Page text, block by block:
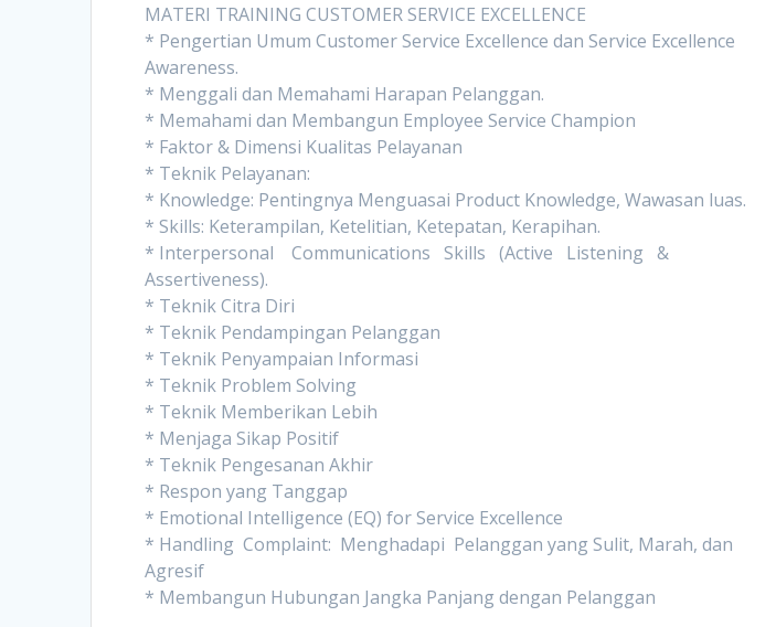
MATERI TRAINING CUSTOMER SERVICE EXCELLENCE
* Pengertian Umum Customer Service Excellence dan Service Excellence
Awareness.
* Menggali dan Memahami Harapan Pelanggan.
* Memahami dan Membangun Employee Service Champion
* Faktor & Dimensi Kualitas Pelayanan
* Teknik Pelayanan:
* Knowledge: Pentingnya Menguasai Product Knowledge, Wawasan luas.
* Skills: Keterampilan, Ketelitian, Ketepatan, Kerapihan.
* Interpersonal Communications Skills (Active Listening &
Assertiveness).
* Teknik Citra Diri
* Teknik Pendampingan Pelanggan
* Teknik Penyampaian Informasi
* Teknik Problem Solving
* Teknik Memberikan Lebih
* Menjaga Sikap Positif
* Teknik Pengesanan Akhir
* Respon yang Tanggap
* Emotional Intelligence (EQ) for Service Excellence
* Handling Complaint: Menghadapi Pelanggan yang Sulit, Marah, dan
Agresif
* Membangun Hubungan Jangka Panjang dengan Pelanggan